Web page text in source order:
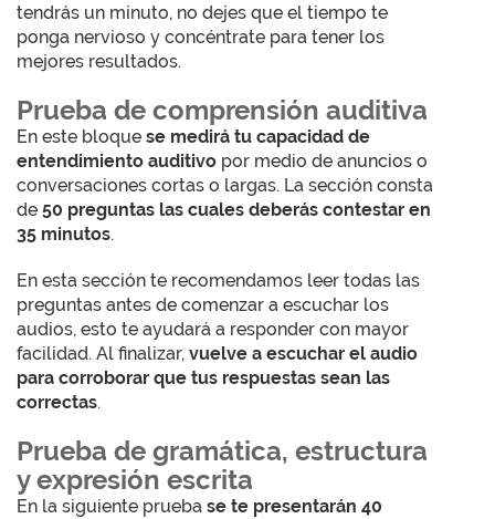
tendrás un minuto, no dejes que el tiempo te
ponga nervioso y concéntrate para tener los
mejores resultados.
Prueba de comprensión auditiva
En este bloque se medirá tu capacidad de
entendimiento auditivo por medio de anuncios o
conversaciones cortas o largas. La sección consta
de 50 preguntas las cuales deberás contestar en
35 minutos.
En esta sección te recomendamos leer todas las
preguntas antes de comenzar a escuchar los
audios, esto te ayudará a responder con mayor
facilidad. Al finalizar, vuelve a escuchar el audio
para corroborar que tus respuestas sean las
correctas.
Prueba de gramática, estructura
y expresión escrita
En la siguiente prueba se te presentarán 40